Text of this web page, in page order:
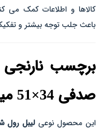
کالاها و اطلاعات کمک می‌
باعث جلب توجه بیشتر و
برچسب نارنجی
صدفی 34×51 میلی‌ متر چیست؟
این محصول نوعیلیبل رول‌